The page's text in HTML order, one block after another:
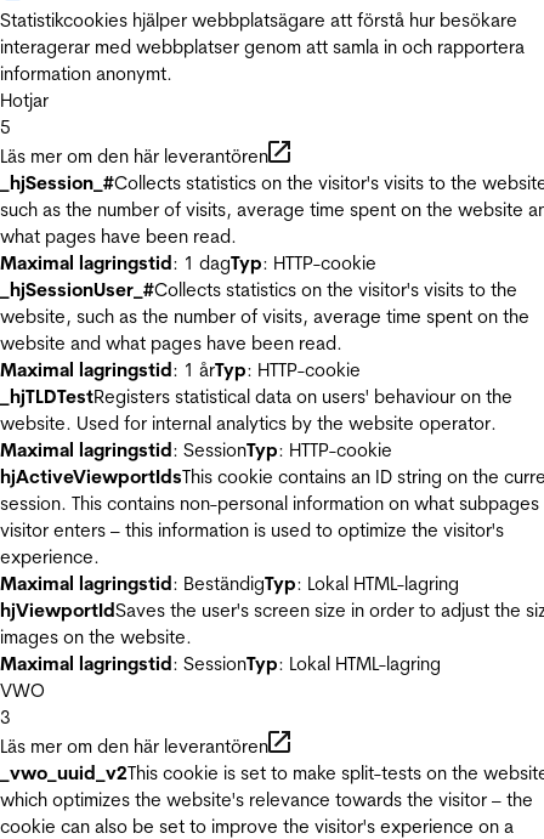
Statistikcookies hjälper webbplatsägare att förstå hur besökare
interagerar med webbplatser genom att samla in och rapportera
information anonymt.
Hotjar
5
Läs mer om den här leverantören
_hjSession_#Collects statistics on the visitor's visits to the
such as the number of visits, average time spent on the website
what pages have been read.
Maximal lagringstid: 1 dagTyp: HTTP-cookie
_hjSessionUser_#Collects statistics on the visitor's visits to the
website, such as the number of visits, average time spent on the
website and what pages have been read.
Maximal lagringstid: 1 årTyp: HTTP-cookie
_hjTLDTestRegisters statistical data on users' behaviour on the
website. Used for internal analytics by the website operator.
Maximal lagringstid: SessionTyp: HTTP-cookie
hjActiveViewportIdsThis cookie contains an ID string on the
session. This contains non-personal information on what
visitor enters – this information is used to optimize the visitor's
experience.
Maximal lagringstid: BeständigTyp: Lokal HTML-lagring
hjViewportIdSaves the user's screen size in order to adjust the
images on the website.
Maximal lagringstid: SessionTyp: Lokal HTML-lagring
VWO
3
Läs mer om den här leverantören
_vwo_uuid_v2This cookie is set to make split-tests on the
which optimizes the website's relevance towards the visitor – the
cookie can also be set to improve the visitor's experience on a